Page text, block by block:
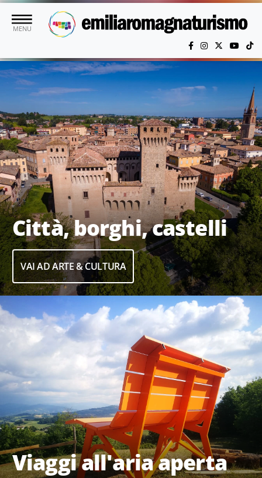
Vai al contenuto principale
MENU
Città, borghi, castelli
VAI AD ARTE & CULTURA
Viaggi all'aria aperta